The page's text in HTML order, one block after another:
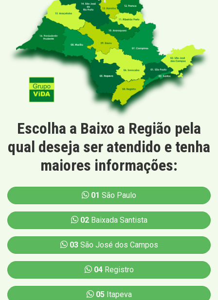
Escolha a Baixo a Região pela
qual deseja ser atendido e tenha
maiores informações:
01 São Paulo
02Baixada Santista
03São José dos Campos
04Registro
05Itapeva